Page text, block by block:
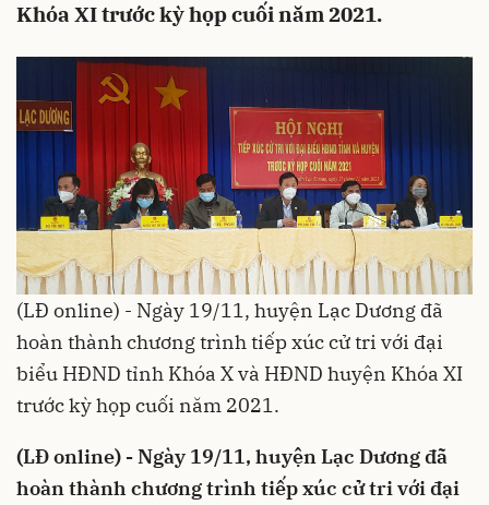
Khóa XI trước kỳ họp cuối năm 2021.
(LĐ online) - Ngày 19/11, huyện Lạc Dương đã
hoàn thành chương trình tiếp xúc cử tri với đại
biểu HĐND tỉnh Khóa X và HĐND huyện Khóa XI
trước kỳ họp cuối năm 2021.
(LĐ online) - Ngày 19/11, huyện Lạc Dương đã
hoàn thành chương trình tiếp xúc cử tri với đại